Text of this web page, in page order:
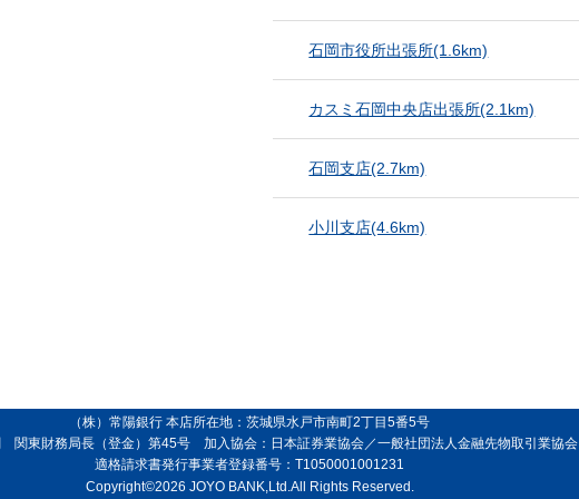
石岡市役所出張所(1.6km)
カスミ石岡中央店出張所(2.1km)
石岡支店(2.7km)
小川支店(4.6km)
（株）常陽銀行 本店所在地：茨城県水戸市南町2丁目5番5号
関東財務局長（登金）第45号 加入協会：日本証券業協会／一般社団法人金融先物取引業協会
適格請求書発行事業者登録番号：T1050001001231
Copyright©2026 JOYO BANK,Ltd.All Rights Reserved.